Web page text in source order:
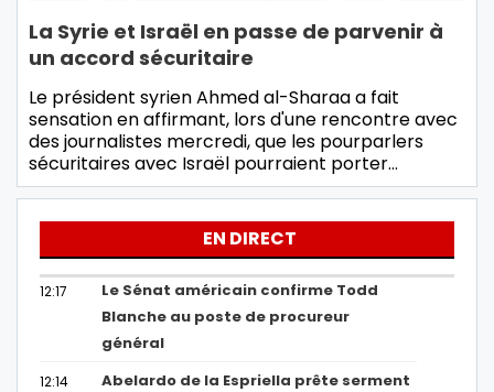
La Syrie et Israël en passe de parvenir à
un accord sécuritaire
Le président syrien Ahmed al-Sharaa a fait
sensation en affirmant, lors d'une rencontre avec
des journalistes mercredi, que les pourparlers
sécuritaires avec Israël pourraient porter…
EN DIRECT
12:17
Le Sénat américain confirme Todd
Blanche au poste de procureur
général
12:14
Abelardo de la Espriella prête serment